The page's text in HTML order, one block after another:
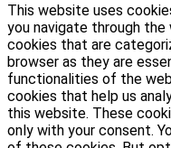
This website uses
you navigate through
cookies that are
browser as they are
functionalities of the
cookies that help us
this website. These
only with your consent.